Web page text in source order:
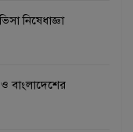
নিষেধাজ্ঞা
ও বাংলাদেশের